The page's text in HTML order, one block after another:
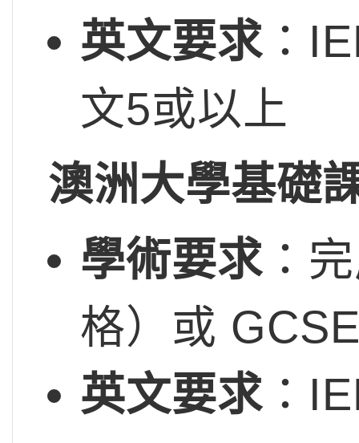
英文要求：
文5或以上
澳洲大學基礎
學術要求：
格）或
英文要求：